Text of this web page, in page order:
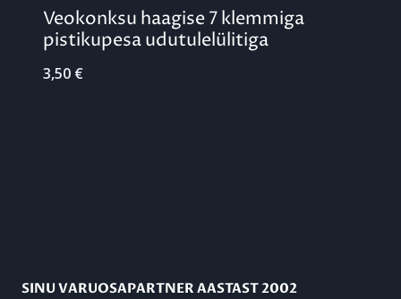
Veokonksu haagise 7 klemmiga
pistikupesa udutulelülitiga
3,50 €
SINU VARUOSAPARTNER AASTAST 2002